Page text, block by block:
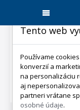
Tento web
Používame
konverzií a
na personalizáciu
aj
partneri vrátane
osobné údaje.